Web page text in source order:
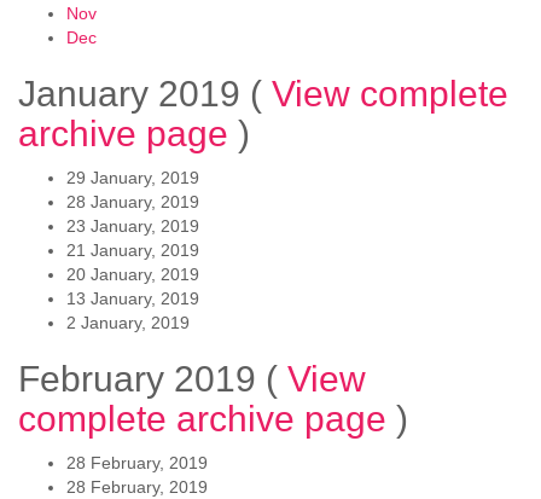
Nov
Dec
January 2019 ( View complete
archive page )
29 January, 2019
28 January, 2019
23 January, 2019
21 January, 2019
20 January, 2019
13 January, 2019
2 January, 2019
February 2019 ( View
complete archive page )
28 February, 2019
28 February, 2019